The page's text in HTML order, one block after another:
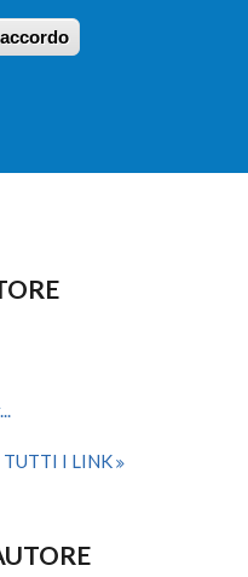
RICERCA
TUTTI I LINK